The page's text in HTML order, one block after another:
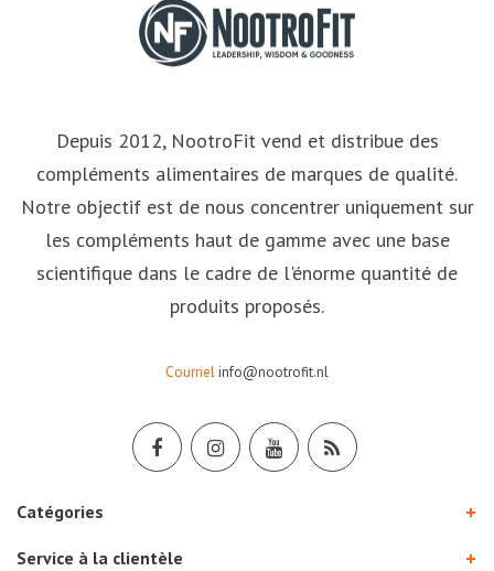
Depuis 2012, NootroFit vend et distribue des
compléments alimentaires de marques de qualité.
Notre objectif est de nous concentrer uniquement sur
les compléments haut de gamme avec une base
scientifique dans le cadre de l'énorme quantité de
produits proposés.
Courrielinfo@nootrofit.nl
Catégories
Service à la clientèle